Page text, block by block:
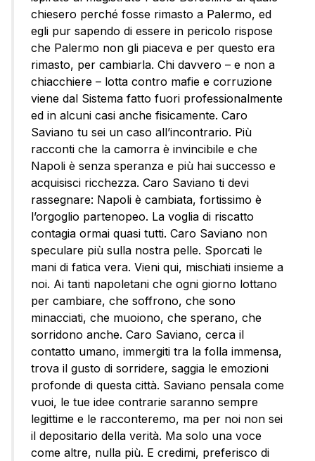
chiesero perché fosse rimasto a Palermo, ed
egli pur sapendo di essere in pericolo rispose
che Palermo non gli piaceva e per questo era
rimasto, per cambiarla. Chi davvero – e non a
chiacchiere – lotta contro mafie e corruzione
viene dal Sistema fatto fuori professionalmente
ed in alcuni casi anche fisicamente. Caro
Saviano tu sei un caso all’incontrario. Più
racconti che la camorra è invincibile e che
Napoli è senza speranza e più hai successo e
acquisisci ricchezza. Caro Saviano ti devi
rassegnare: Napoli è cambiata, fortissimo è
l’orgoglio partenopeo. La voglia di riscatto
contagia ormai quasi tutti. Caro Saviano non
speculare più sulla nostra pelle. Sporcati le
mani di fatica vera. Vieni qui, mischiati insieme a
noi. Ai tanti napoletani che ogni giorno lottano
per cambiare, che soffrono, che sono
minacciati, che muoiono, che sperano, che
sorridono anche. Caro Saviano, cerca il
contatto umano, immergiti tra la folla immensa,
trova il gusto di sorridere, saggia le emozioni
profonde di questa città. Saviano pensala come
vuoi, le tue idee contrarie saranno sempre
legittime e le racconteremo, ma per noi non sei
il depositario della verità. Ma solo una voce
come altre, nulla più. E credimi, preferisco di